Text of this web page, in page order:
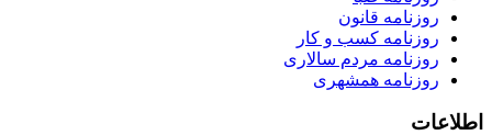
روزنامه قانون
روزنامه كسب و كار
روزنامه مردم سالاری
روزنامه همشهری
اطلاعات